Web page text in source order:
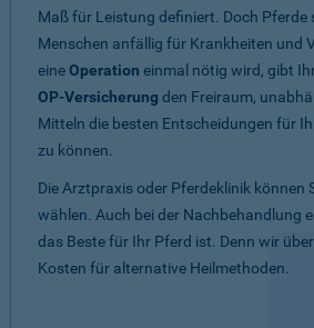
Maß für Leistung definiert. Doch Pferde
Menschen anfällig für Krankheiten und
eineOperation einmal nötig wird, gibt
OP-Versicherung den Freiraum,
Mitteln die besten Entscheidungen für
zu können.
Die Arztpraxis oder Pferdeklinik können
wählen. Auch bei der Nachbehandlung
das Beste für Ihr Pferd ist. Denn wir
Kosten für alternative Heilmethoden.